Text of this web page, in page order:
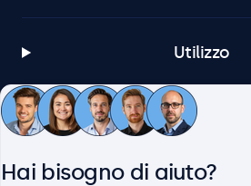
Utilizzo
Servizio Clienti
Hai bisogno di aiuto?